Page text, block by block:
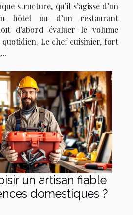
structure, qu’il s’agisse d’un
hôtel ou d’un restaurant
d’abord évaluer le volume
quotidien. Le chef cuisinier, fort
un artisan fiable
domestiques ?